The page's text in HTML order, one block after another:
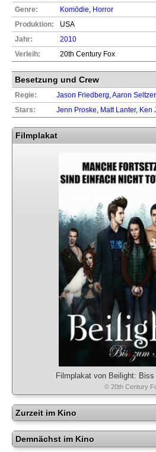
Genre:
Komödie Horror
Produktion:
USA
Jahr:
2010
Verleih:
20th Century Fox
Besetzung und Crew
Regie: Jason Friedberg Aaron Seltzer
Stars:
Jenn Proske Matt Lanter, Ken
Filmplakat
Filmplakat von Beilight: Biss
© 20th Century
Zurzeit im Kino
Demnächst im Kino